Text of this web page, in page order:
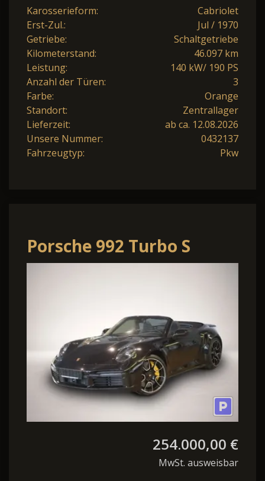
Karosserieform:
Cabriolet
Erst-Zul.:
Jul / 1970
Getriebe:
Schaltgetriebe
Kilometerstand:
46.097 km
Leistung:
140 kW/ 190 PS
Anzahl der Türen:
3
Farbe:
Orange
Standort:
Zentrallager
Lieferzeit:
ab ca. 12.08.2026
Unsere Nummer:
0432137
Fahrzeugtyp:
Pkw
Porsche 992 Turbo S
Cabrio*Burmester ACC
254.000,00 €
MwSt. ausweisbar